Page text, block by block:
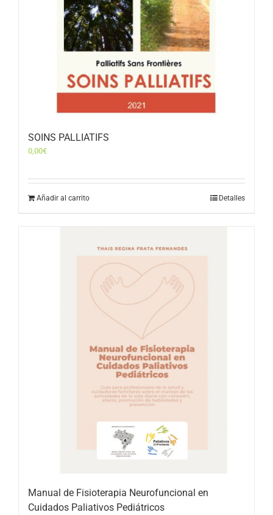
SOINS PALLIATIFS
0,00€
Añadir al carrito Detalles
Manual de Fisioterapia Neurofuncional en
Cuidados Paliativos Pediátricos